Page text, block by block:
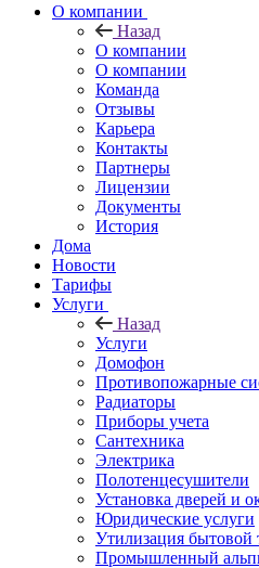
О компании
Назад
О компании
О компании
Команда
Отзывы
Карьера
Контакты
Партнеры
Лицензии
Документы
История
Дома
Новости
Тарифы
Услуги
Назад
Услуги
Домофон
Противопожарные
Радиаторы
Приборы учета
Сантехника
Электрика
Полотенцесушители
Установка дверей и
Юридические услуги
Утилизация бытовой
Промышленный